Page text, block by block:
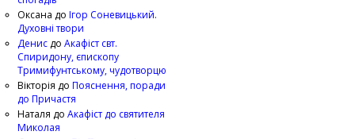
Оксана до Ігор Соневицький.
Духовні твори
Денис до Акафіст свт.
Спиридону, єпископу
Тримифунтському, чудотворцю
Вікторія до Пояснення, поради
до Причастя
Наталя до Акафіст до святителя
Миколая